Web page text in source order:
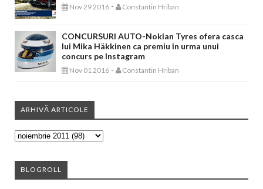
Nov 29 2016 - Constantin Hriban
CONCURSURI AUTO-Nokian Tyres ofera casca
lui Mika Häkkinen ca premiu in urma unui
concurs pe Instagram
Nov 01 2016 - Constantin Hriban
ARHIVĂ ARTICOLE
BLOGROLL